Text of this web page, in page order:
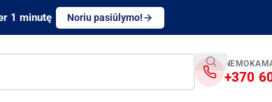
1 minutę Noriu pasiūlymo!
+370